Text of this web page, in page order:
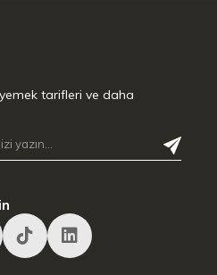
tarifleri ve daha